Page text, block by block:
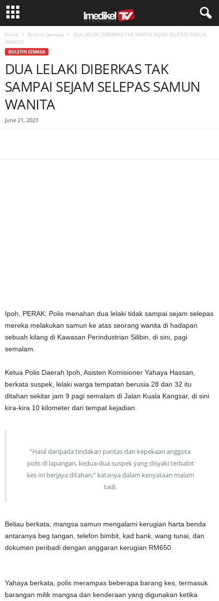
Home Buletin Semasa
DUA LELAKI DIBERKAS TAK SAMPAI SEJAM SELEPAS SAMUN
WANITA
BULETIN SEMASA
DUA LELAKI DIBERKAS TAK
SAMPAI SEJAM SELEPAS SAMUN
WANITA
June 21, 2023
Ipoh, PERAK: Polis menahan dua lelaki tidak sampai sejam selepas
mereka melakukan samun ke atas seorang wanita di hadapan
sebuah kilang di Kawasan Perindustrian Silibin, di sini, pagi
semalam.
Ketua Polis Daerah Ipoh, Asisten Komisioner Yahaya Hassan,
berkata suspek, lelaki warga tempatan berusia 28 dan 32 itu
ditahan sekitar jam 9 pagi semalam di Jalan Kuala Kangsar, di sini
kira-kira 10 kilometer dari tempat kejadian.
“Hasil daripada tindakan pantas dan kepekaan anggota
polis di lapangan, kedua-dua suspek yang disyaki terbabit
kes ini berjaya ditahan,” katanya dalam kenyataan malam
tadi.
Beliau berkata, mangsa samun mengalami kerugian harta benda
antaranya beg tangan, telefon bimbit, kad bank, wang tunai, dan
dokumen peribadi dengan anggaran kerugian RM650.
Yahaya berkata, polis merampas beberapa barang kes, termasuk
barangan milik mangsa dan kenderaan yang digunakan ketika